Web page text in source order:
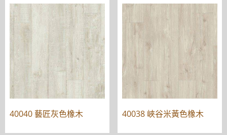
40040 藝匠灰色橡木 40038 峽谷米黃色橡木